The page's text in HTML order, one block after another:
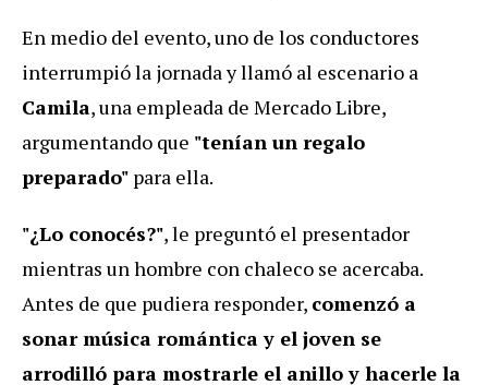
En medio del evento, uno de los conductores
interrumpió la jornada y llamó al escenario a
Camila, una empleada de Mercado Libre,
argumentando que "tenían un regalo
preparado" para ella.
"¿Lo conocés?", le preguntó el presentador
mientras un hombre con chaleco se acercaba.
Antes de que pudiera responder, comenzó a
sonar música romántica y el joven se
arrodilló para mostrarle el anillo y hacerle la